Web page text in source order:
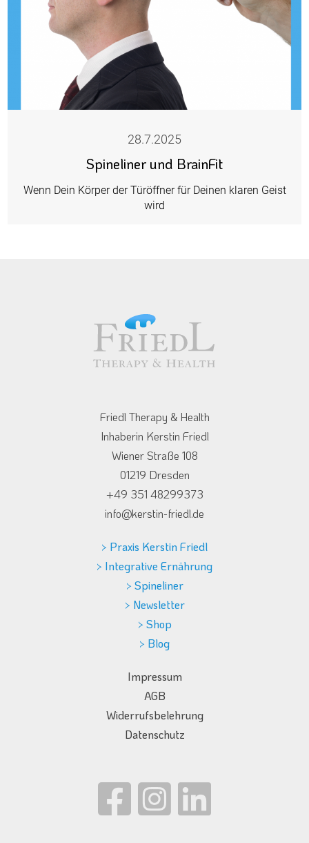
28.7.2025
Spineliner und BrainFit
Wenn Dein Körper der Türöffner für Deinen klaren Geist
wird
Friedl Therapy & Health
Inhaberin Kerstin Friedl
Wiener Straße 108
01219 Dresden
+49 351 48299373
info@kerstin-friedl.de
> Praxis Kerstin Friedl
> Integrative Ernährung
> Spineliner
> Newsletter
> Shop
> Blog
Impressum
AGB
Widerrufsbelehrung
Datenschutz